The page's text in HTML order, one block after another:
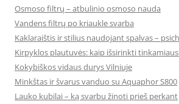
Osmoso filtrų – atbulinio osmoso nauda
Vandens filtrų po kriaukle svarba
Kaklaraištis ir stilius naudojant spalvas –
Kirpyklos plautuvės: kaip išsirinkti
Kokybiškos vidaus durys Vilniuje
Minkštas ir švarus vanduo su Aquaphor S800
Lauko kubilai – ką svarbu žinoti prieš perkant